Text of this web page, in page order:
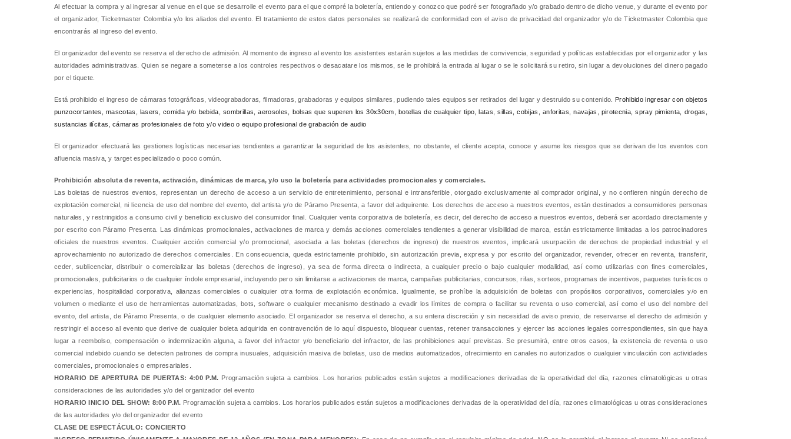
Al efectuar la compra y al ingresar al venue en el que se desarrolle el evento para el que compré la boletería, entiendo y conozco que podré ser fotografiado y/o grabado dentro de dicho venue, y durante el evento por
el organizador, Ticketmaster Colombia y/o los aliados del evento. El tratamiento de estos datos personales se realizará de conformidad con el aviso de privacidad del organizador y/o de Ticketmaster Colombia que
encontrarás al ingreso del evento.
El organizador del evento se reserva el derecho de admisión. Al momento de ingreso al evento los asistentes estarán sujetos a las medidas de convivencia, seguridad y políticas establecidas por el organizador y las
autoridades administrativas. Quien se negare a someterse a los controles respectivos o desacatare los mismos, se le prohibirá la entrada al lugar o se le solicitará su retiro, sin lugar a devoluciones del dinero pagado
por el tiquete.
Está prohibido el ingreso de cámaras fotográficas, videograbadoras, filmadoras, grabadoras y equipos similares, pudiendo tales equipos ser retirados del lugar y destruido su contenido.
Prohibido ingresar con objetos
punzocortantes, mascotas, lasers, comida y/o bebida, sombrillas, aerosoles, bolsas que superen los 30x30cm, botellas de cualquier tipo, latas, sillas, cobijas, anforitas, navajas, pirotecnia, spray pimienta, drogas,
sustancias ilícitas, cámaras profesionales de foto y/o video o equipo profesional de grabación de audio
El organizador efectuará las gestiones logísticas necesarias tendientes a garantizar la seguridad de los asistentes, no obstante, el cliente acepta, conoce y asume los riesgos que se derivan de los eventos con
afluencia masiva, y target especializado o poco común.
Prohibición absoluta de reventa, activación, dinámicas de marca, y/o uso la boletería para actividades promocionales y comerciales.
Las boletas de nuestros eventos, representan un derecho de acceso a un servicio de entretenimiento, personal e intransferible, otorgado exclusivamente al comprador original, y no confieren ningún derecho de
explotación comercial, ni licencia de uso del nombre del evento, del artista y/o de Páramo Presenta, a favor del adquirente. Los derechos de acceso a nuestros eventos, están destinados a consumidores personas
naturales, y restringidos a consumo civil y beneficio exclusivo del consumidor final. Cualquier venta corporativa de boletería, es decir, del derecho de acceso a nuestros eventos, deberá ser acordado directamente y
por escrito con Páramo Presenta. Las dinámicas promocionales, activaciones de marca y demás acciones comerciales tendientes a generar visibilidad de marca, están estrictamente limitadas a los patrocinadores
oficiales de nuestros eventos. Cualquier acción comercial y/o promocional, asociada a las boletas (derechos de ingreso) de nuestros eventos, implicará usurpación de derechos de propiedad industrial y el
aprovechamiento no autorizado de derechos comerciales. En consecuencia, queda estrictamente prohibido, sin autorización previa, expresa y por escrito del organizador, revender, ofrecer en reventa, transferir,
ceder, sublicenciar, distribuir o comercializar las boletas (derechos de ingreso), ya sea de forma directa o indirecta, a cualquier precio o bajo cualquier modalidad, así como utilizarlas con fines comerciales,
promocionales, publicitarios o de cualquier índole empresarial, incluyendo pero sin limitarse a activaciones de marca, campañas publicitarias, concursos, rifas, sorteos, programas de incentivos, paquetes turísticos o
experiencias, hospitalidad corporativa, alianzas comerciales o cualquier otra forma de explotación económica. Igualmente, se prohíbe la adquisición de boletas con propósitos corporativos, comerciales y/o en
volumen o mediante el uso de herramientas automatizadas, bots, software o cualquier mecanismo destinado a evadir los límites de compra o facilitar su reventa o uso comercial, así como el uso del nombre del
evento, del artista, de Páramo Presenta, o de cualquier elemento asociado. El organizador se reserva el derecho, a su entera discreción y sin necesidad de aviso previo, de reservarse el derecho de admisión y
restringir el acceso al evento que derive de cualquier boleta adquirida en contravención de lo aquí dispuesto, bloquear cuentas, retener transacciones y ejercer las acciones legales correspondientes, sin que haya
lugar a reembolso, compensación o indemnización alguna, a favor del infractor y/o beneficiario del infractor, de las prohibiciones aquí previstas. Se presumirá, entre otros casos, la existencia de reventa o uso
comercial indebido cuando se detecten patrones de compra inusuales, adquisición masiva de boletas, uso de medios automatizados, ofrecimiento en canales no autorizados o cualquier vinculación con actividades
comerciales, promocionales o empresariales.
HORARIO DE APERTURA DE PUERTAS: 4:00 P.M. Programación sujeta a cambios. Los horarios publicados están sujetos a modificaciones derivadas de la operatividad del día, razones climatológicas u otras
consideraciones de las autoridades y/o del organizador del evento
HORARIO INICIO DEL SHOW: 8:00 P.M. Programación sujeta a cambios.
Los horarios publicados están sujetos a modificaciones derivadas de la operatividad del día, razones climatológicas u otras consideraciones
de las autoridades y/o del organizador del evento
CLASE DE ESPECTÁCULO: CONCIERTO